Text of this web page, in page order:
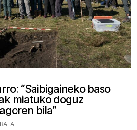
“Saibigaineko baso
miatuko doguz
bila”